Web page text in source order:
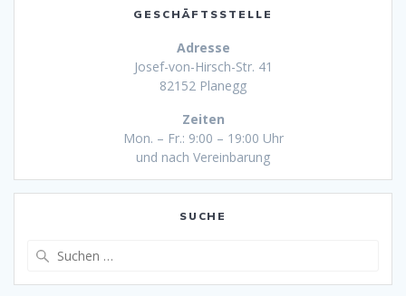
GESCHÄFTSSTELLE
Adresse
Josef-von-Hirsch-Str. 41
82152 Planegg
Zeiten
Mon. – Fr.: 9:00 – 19:00 Uhr
und nach Vereinbarung
SUCHE